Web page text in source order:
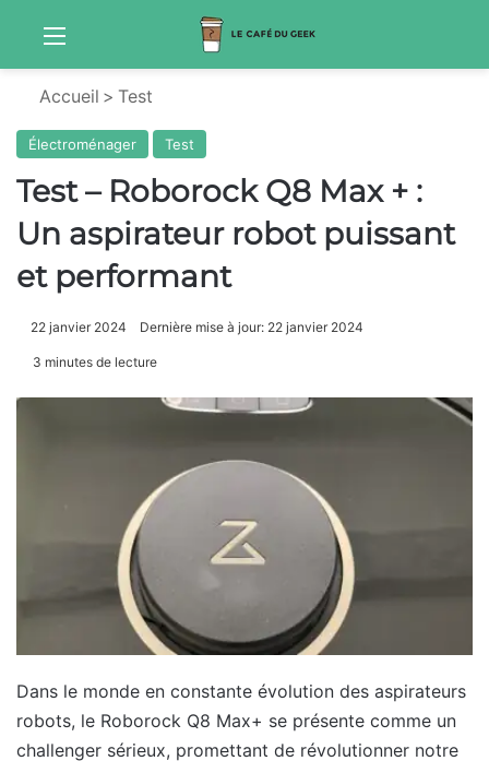
Menu
Accueil > Test
Électroménager Test
Test – Roborock Q8 Max + :
Un aspirateur robot puissant
et performant
22 janvier 2024 Dernière mise à jour: 22 janvier 2024
3 minutes de lecture
Dans le monde en constante évolution des aspirateurs
robots, le Roborock Q8 Max+ se présente comme un
challenger sérieux, promettant de révolutionner notre